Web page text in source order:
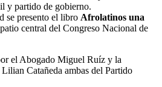
y partido de gobierno.
se presento el libro Afrolatinos una
central del Congreso Nacional de
el Abogado Miguel Ruíz y la
Catañeda ambas del Partido